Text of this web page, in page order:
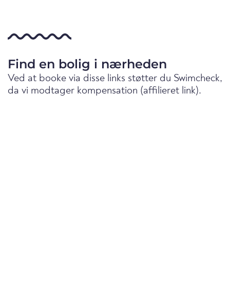
Find en bolig i nærheden
Ved at booke via disse links støtter du Swimcheck,
da vi modtager kompensation (affilieret link).